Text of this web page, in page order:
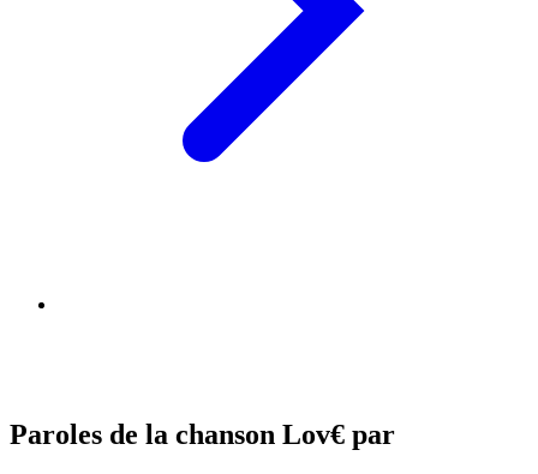
Paroles de la chanson Lov€ par